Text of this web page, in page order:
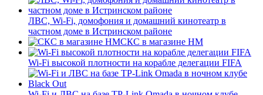
ЛВС, Wi-Fi, домофония и домашний кинотеатр в
частном доме в Истринском районе
СКС в магазине HM
Wi-Fi высокой плотности на корабле делегации FIFA